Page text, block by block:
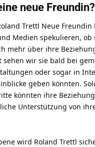
neue Freundin?
Trettl Neue
Medien spekulieren, ob
mehr über ihre
sehen wir sie bald bei
oder sogar in
geben könnten.
könnten ihre
Unterstützung von
wird Roland Trettl